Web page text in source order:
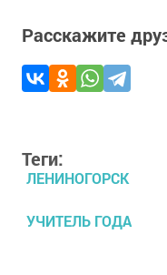
Расскажите
Теги:
ЛЕНИНОГОРСК
УЧИТЕЛЬ ГОДА